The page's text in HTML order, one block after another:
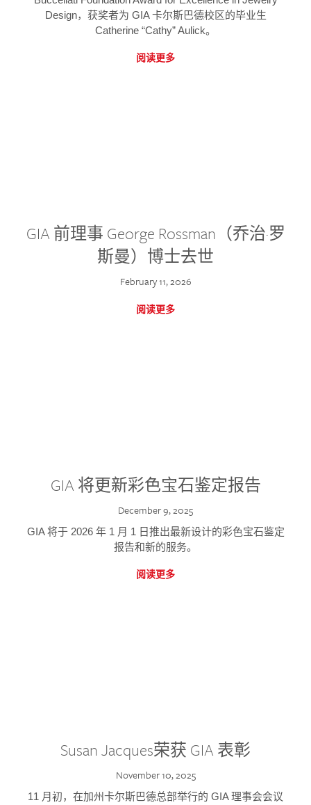
Design，获奖者为 GIA 卡尔斯巴德校区的毕业生
Catherine “Cathy” Aulick。
阅读更多
GIA 前理事 George Rossman（乔治·罗
斯曼）博士去世
February 11, 2026
阅读更多
GIA 将更新彩色宝石鉴定报告
December 9, 2025
GIA 将于 2026 年 1 月 1 日推出最新设计的彩色宝石鉴定
报告和新的服务。
阅读更多
Susan Jacques荣获 GIA 表彰
November 10, 2025
11 月初，在加州卡尔斯巴德总部举行的 GIA 理事会会议